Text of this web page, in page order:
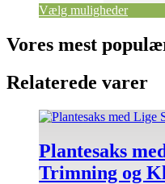
Vælg muligheder
Vores mest
Relaterede varer
Plantesaks
Trimning og